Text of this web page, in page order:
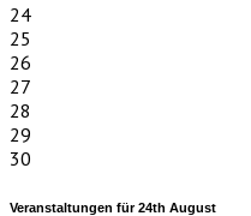
24
25
26
27
28
29
30
Veranstaltungen für24th August